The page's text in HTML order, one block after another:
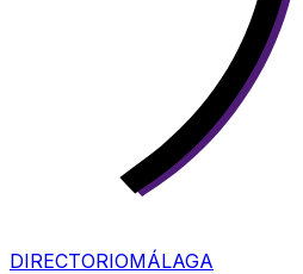
DIRECTORIOMÁLAGA